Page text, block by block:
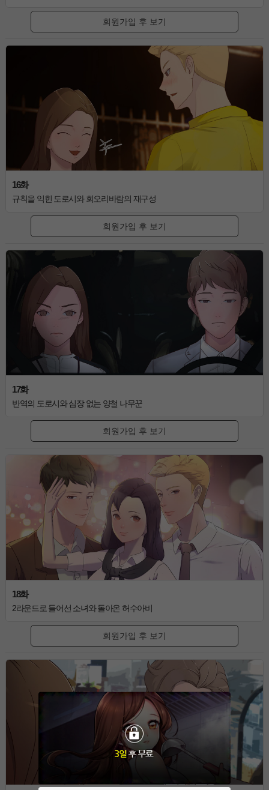
회원가입 후 보기
16화
규칙을 익힌 도로시와 회오리바람의 재구성
회원가입 후 보기
17화
반역의 도로시와 심장 없는 양철 나무꾼
회원가입 후 보기
18화
2라운드로 들어선 소녀와 돌아온 허수아비
회원가입 후 보기